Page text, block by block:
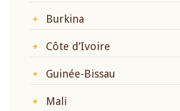
Burkina
Côte d’Ivoire
Guinée-Bissau
Mali